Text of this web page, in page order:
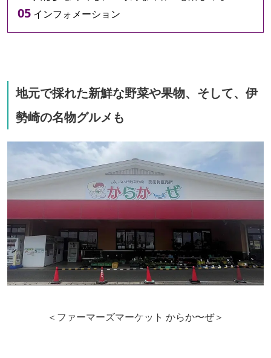
インフォメーション
地元で採れた新鮮な野菜や果物、そして、伊
勢崎の名物グルメも
＜ファーマーズマーケット からか〜ぜ＞